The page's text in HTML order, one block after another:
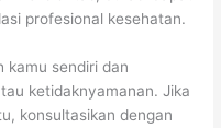
profesional kesehatan.
kamu sendiri dan
ketidaknyamanan. Jika
konsultasikan dengan